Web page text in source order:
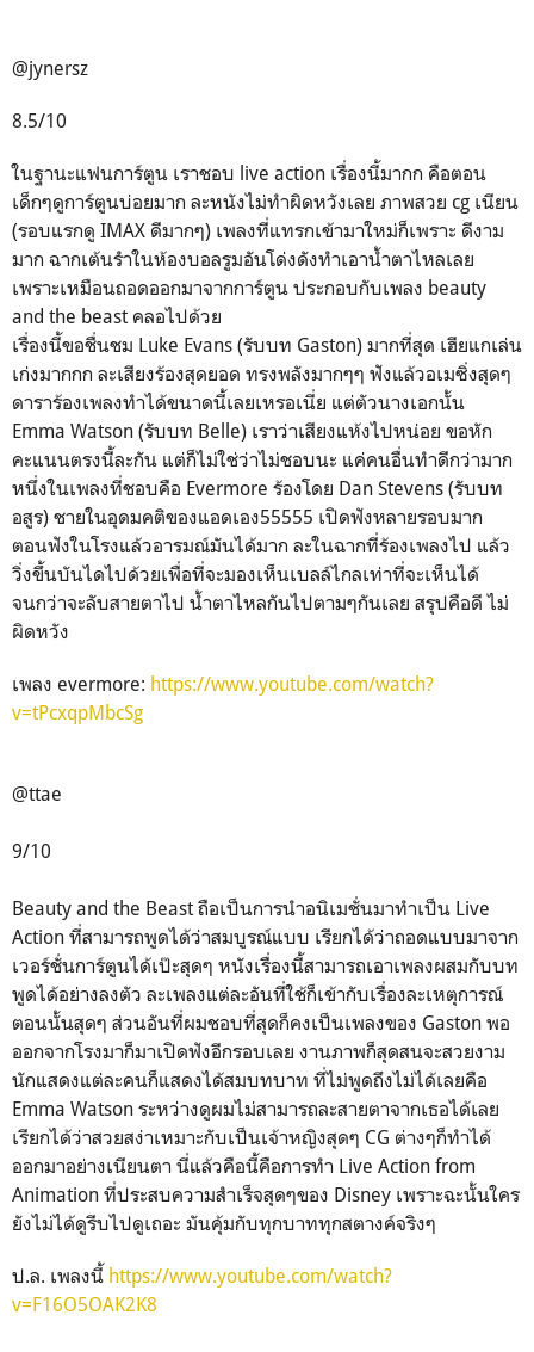
@jynersz
8.5/10
ในฐานะแฟนการ์ตูน เราชอบ live action เรื่องนี้มากก คือตอน
เด็กๆดูการ์ตูนบ่อยมาก ละหนังไม่ทำผิดหวังเลย ภาพสวย cg เนียน
(รอบแรกดู IMAX ดีมากๆ) เพลงที่แทรกเข้ามาใหม่ก็เพราะ ดีงาม
มาก ฉากเต้นรำในห้องบอลรูมอันโด่งดังทำเอาน้ำตาไหลเลย
เพราะเหมือนถอดออกมาจากการ์ตูน ประกอบกับเพลง beauty
and the beast คลอไปด้วย
เรื่องนี้ขอชื่นชม Luke Evans (รับบท Gaston) มากที่สุด เฮียแกเล่น
เก่งมากกก ละเสียงร้องสุดยอด ทรงพลังมากๆๆ ฟังแล้วอเมซิ่งสุดๆ
ดาราร้องเพลงทำได้ขนาดนี้เลยเหรอเนี่ย แต่ตัวนางเอกนั้น
Emma Watson (รับบท Belle) เราว่าเสียงแห้งไปหน่อย ขอหัก
คะแนนตรงนี้ละกัน แต่ก็ไม่ใช่ว่าไม่ชอบนะ แค่คนอื่นทำดีกว่ามาก
หนึ่งในเพลงที่ชอบคือ Evermore ร้องโดย Dan Stevens (รับบท
อสูร) ชายในอุดมคติของแอดเอง55555 เปิดฟังหลายรอบมาก
ตอนฟังในโรงแล้วอารมณ์มันได้มาก ละในฉากที่ร้องเพลงไป แล้ว
วิ่งขึ้นบันไดไปด้วยเพื่อที่จะมองเห็นเบลล์ไกลเท่าที่จะเห็นได้
จนกว่าจะลับสายตาไป น้ำตาไหลกันไปตามๆกันเลย สรุปคือดี ไม่
ผิดหวัง
เพลง evermore: https://www.youtube.com/watch?
v=tPcxqpMbcSg
@ttae
9/10
Beauty and the Beast ถือเป็นการนำอนิเมชั่นมาทำเป็น Live
Action ที่สามารถพูดได้ว่าสมบูรณ์แบบ เรียกได้ว่าถอดแบบมาจาก
เวอร์ชั่นการ์ตูนได้เป๊ะสุดๆ หนังเรื่องนี้สามารถเอาเพลงผสมกับบท
พูดได้อย่างลงตัว ละเพลงแต่ละอันที่ใช้ก็เข้ากับเรื่องละเหตุการณ์
ตอนนั้นสุดๆ ส่วนอันที่ผมชอบที่สุดก็คงเป็นเพลงของ Gaston พอ
ออกจากโรงมาก็มาเปิดฟังอีกรอบเลย งานภาพก็สุดสนจะสวยงาม
นักแสดงแต่ละคนก็แสดงได้สมบทบาท ที่ไม่พูดถึงไม่ได้เลยคือ
Emma Watson ระหว่างดูผมไม่สามารถละสายตาจากเธอได้เลย
เรียกได้ว่าสวยสง่าเหมาะกับเป็นเจ้าหญิงสุดๆ CG ต่างๆก็ทำได้
ออกมาอย่างเนียนตา นี่แล้วคือนี้คือการทำ Live Action from
Animation ที่ประสบความสำเร็จสุดๆของ Disney เพราะฉะนั้นใคร
ยังไม่ได้ดูรีบไปดูเถอะ มันคุ้มกับทุกบาททุกสตางค์จริงๆ
ป.ล. เพลงนี้ https://www.youtube.com/watch?
v=F16O5OAK2K8